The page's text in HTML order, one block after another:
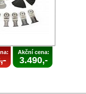
Akční cena:
3.490,-